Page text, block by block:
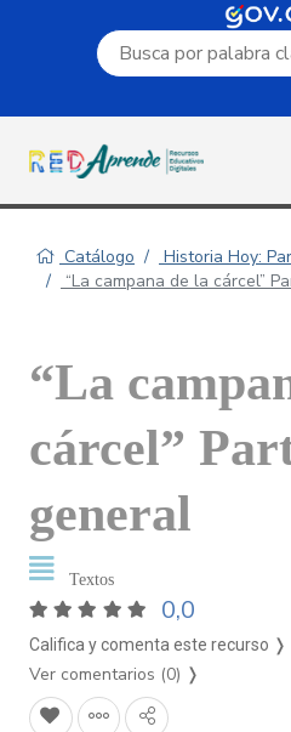
Campo de búsqueda
Catálogo
Historia Hoy:
“La campana de la cárcel”
“La
cárcel”
general
Textos
0,0
Califica y comenta este recurso ❭
Ver comentarios (0) ❭